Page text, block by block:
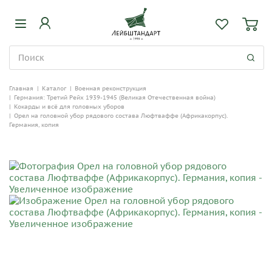
Главная | Каталог | Военная реконструкция
| Германия: Третий Рейх 1939-1945 (Великая Отечественная война)
| Кокарды и всё для головных уборов
| Орел на головной убор рядового состава Люфтваффе (Африкакорпус).
Германия, копия